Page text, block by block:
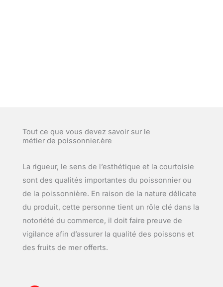
Tout ce que vous devez savoir sur le
métier de poissonnier.ère
La rigueur, le sens de l’esthétique et la courtoisie
sont des qualités importantes du poissonnier ou
de la poissonnière. En raison de la nature délicate
du produit, cette personne tient un rôle clé dans la
notoriété du commerce, il doit faire preuve de
vigilance afin d’assurer la qualité des poissons et
des fruits de mer offerts.